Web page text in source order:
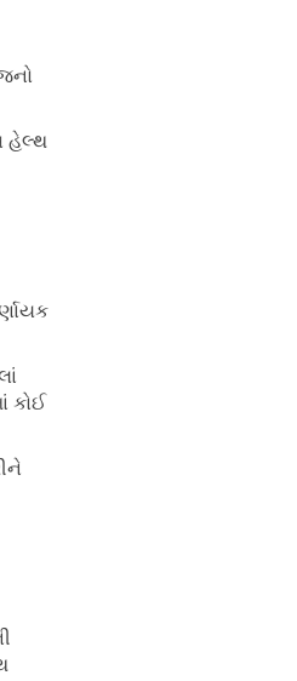
હેલ્થ
કોઈ